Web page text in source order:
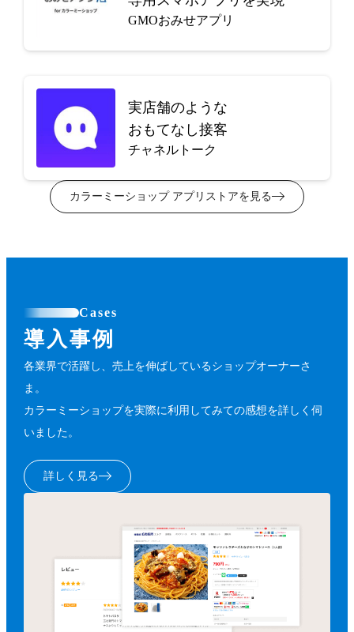
GMOおみせアプリ
実店舗のような
おもてなし接客
チャネルトーク
カラーミーショップ アプリストアを見る
Cases
導入事例
各業界で活躍し、売上を伸ばしているショップオーナーさ
ま。
カラーミーショップを実際に利用してみての感想を詳しく伺
いました。
詳しく見る